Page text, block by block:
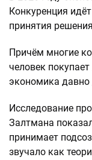
Конкуренция
принятия
Причём многие
человек
экономика давно
Исследование
Залтмана
принимает
звучало как